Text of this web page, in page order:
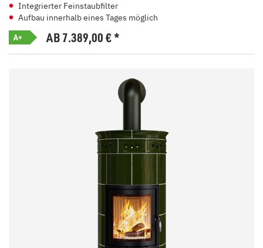
Integrierter Feinstaubfilter
Aufbau innerhalb eines Tages möglich
A+ AB 7.389,00€*